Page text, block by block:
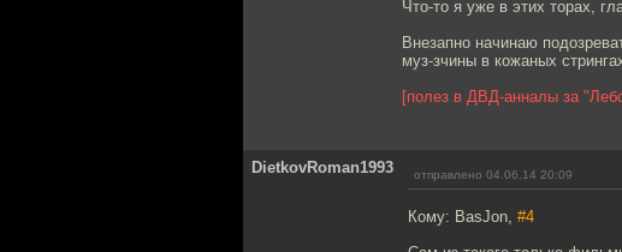
Что-то я уже в этих торах,
Внезапно начинаю
муз-зчины в кожаных
[полез в ДВД-анналы за
DietkovRoman1993 отправлено 04.06.14 20:09
Кому: BasJon, #4